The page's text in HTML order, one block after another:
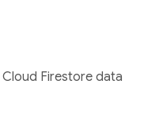
Firestore data